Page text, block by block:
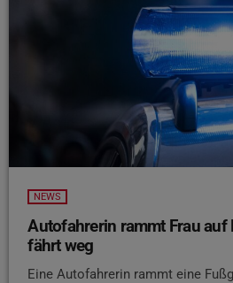
NEWS
Autofahrerin rammt Frau auf
fährt weg
Eine Autofahrerin rammt eine